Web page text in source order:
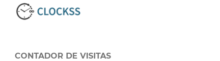
CONTADOR DE VISITAS